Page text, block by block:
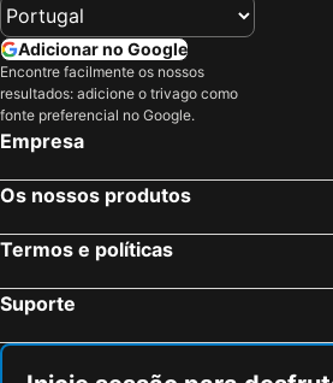
Adicionar no Google
Encontre facilmente os nossos
resultados: adicione o trivago como
fonte preferencial no Google.
Empresa
Os nossos produtos
Termos e políticas
Suporte